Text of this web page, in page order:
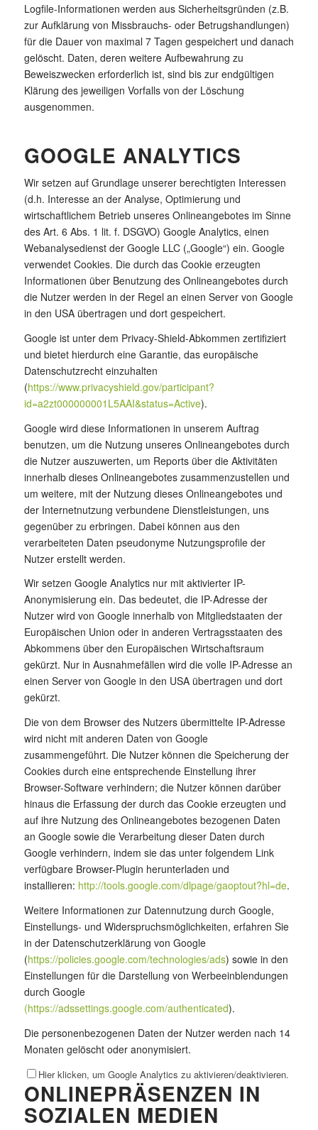
Logfile-Informationen werden aus Sicherheitsgründen (z.B.
zur Aufklärung von Missbrauchs- oder Betrugshandlungen)
für die Dauer von maximal 7 Tagen gespeichert und danach
gelöscht. Daten, deren weitere Aufbewahrung zu
Beweiszwecken erforderlich ist, sind bis zur endgültigen
Klärung des jeweiligen Vorfalls von der Löschung
ausgenommen.
GOOGLE ANALYTICS
Wir setzen auf Grundlage unserer berechtigten Interessen
(d.h. Interesse an der Analyse, Optimierung und
wirtschaftlichem Betrieb unseres Onlineangebotes im Sinne
des Art. 6 Abs. 1 lit. f. DSGVO) Google Analytics, einen
Webanalysedienst der Google LLC („Google“) ein. Google
verwendet Cookies. Die durch das Cookie erzeugten
Informationen über Benutzung des Onlineangebotes durch
die Nutzer werden in der Regel an einen Server von Google
in den USA übertragen und dort gespeichert.
Google ist unter dem Privacy-Shield-Abkommen zertifiziert
und bietet hierdurch eine Garantie, das europäische
Datenschutzrecht einzuhalten
(https://www.privacyshield.gov/participant?
id=a2zt000000001L5AAI&status=Active).
Google wird diese Informationen in unserem Auftrag
benutzen, um die Nutzung unseres Onlineangebotes durch
die Nutzer auszuwerten, um Reports über die Aktivitäten
innerhalb dieses Onlineangebotes zusammenzustellen und
um weitere, mit der Nutzung dieses Onlineangebotes und
der Internetnutzung verbundene Dienstleistungen, uns
gegenüber zu erbringen. Dabei können aus den
verarbeiteten Daten pseudonyme Nutzungsprofile der
Nutzer erstellt werden.
Wir setzen Google Analytics nur mit aktivierter IP-
Anonymisierung ein. Das bedeutet, die IP-Adresse der
Nutzer wird von Google innerhalb von Mitgliedstaaten der
Europäischen Union oder in anderen Vertragsstaaten des
Abkommens über den Europäischen Wirtschaftsraum
gekürzt. Nur in Ausnahmefällen wird die volle IP-Adresse an
einen Server von Google in den USA übertragen und dort
gekürzt.
Die von dem Browser des Nutzers übermittelte IP-Adresse
wird nicht mit anderen Daten von Google
zusammengeführt. Die Nutzer können die Speicherung der
Cookies durch eine entsprechende Einstellung ihrer
Browser-Software verhindern; die Nutzer können darüber
hinaus die Erfassung der durch das Cookie erzeugten und
auf ihre Nutzung des Onlineangebotes bezogenen Daten
an Google sowie die Verarbeitung dieser Daten durch
Google verhindern, indem sie das unter folgendem Link
verfügbare Browser-Plugin herunterladen und
installieren: http://tools.google.com/dlpage/gaoptout?hl=de.
Weitere Informationen zur Datennutzung durch Google,
Einstellungs- und Widerspruchsmöglichkeiten, erfahren Sie
in der Datenschutzerklärung von Google
(https://policies.google.com/technologies/ads) sowie in den
Einstellungen für die Darstellung von Werbeeinblendungen
durch Google
(https://adssettings.google.com/authenticated).
Die personenbezogenen Daten der Nutzer werden nach 14
Monaten gelöscht oder anonymisiert.
Hier klicken, um Google Analytics zu aktivieren/deaktivieren.
ONLINEPRÄSENZEN IN
SOZIALEN MEDIEN